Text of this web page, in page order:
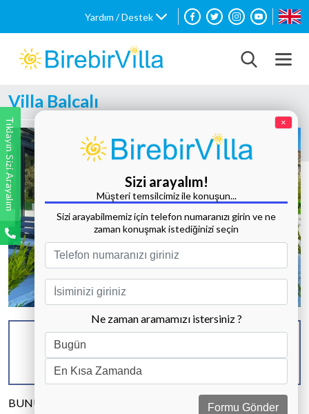
Yardım / Destek
Villa Balcalı
Tüm Fotoğrafları Göster
KAPASİTE
4 KİŞİ
BANYO & WC
1 ADET
YATAK ODASI
BUNU PAYLAŞ
Tıklayın Sizi Arayalım ×
Sizi arayalım!
Müşteri temsilcimiz ile konuşun...
Sizi arayabilmemiz için telefon numaranızı girin ve ne
zaman konuşmak istediğinizi seçin
Ne zaman aramamızı istersiniz ?
Formu Gönder